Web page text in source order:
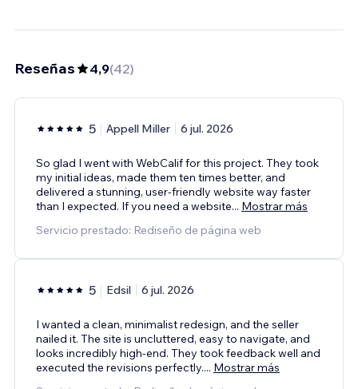
Reseñas 4,9(42)
5 Appell Miller 6 jul. 2026
So glad I went with WebCalif for this project. They took
my initial ideas, made them ten times better, and
delivered a stunning, user-friendly website way faster
than I expected. If you need a website... Mostrar más
Servicio prestado: Rediseño de página web
5 Edsil 6 jul. 2026
I wanted a clean, minimalist redesign, and the seller
nailed it. The site is uncluttered, easy to navigate, and
looks incredibly high-end. They took feedback well and
executed the revisions perfectly.... Mostrar más